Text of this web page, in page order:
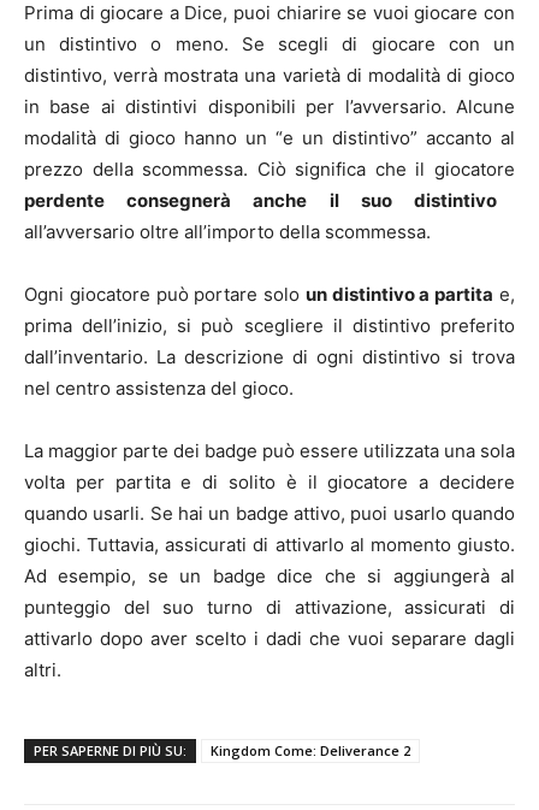
Prima di giocare a Dice, puoi chiarire se vuoi giocare con
un distintivo o meno. Se scegli di giocare con un
distintivo, verrà mostrata una varietà di modalità di gioco
in base ai distintivi disponibili per l’avversario. Alcune
modalità di gioco hanno un “e un distintivo” accanto al
prezzo della scommessa. Ciò significa che il giocatore
perdente consegnerà anche il suo distintivo
all’avversario oltre all’importo della scommessa.
Ogni giocatore può portare solo un distintivo a partita e,
prima dell’inizio, si può scegliere il distintivo preferito
dall’inventario. La descrizione di ogni distintivo si trova
nel centro assistenza del gioco.
La maggior parte dei badge può essere utilizzata una sola
volta per partita e di solito è il giocatore a decidere
quando usarli. Se hai un badge attivo, puoi usarlo quando
giochi. Tuttavia, assicurati di attivarlo al momento giusto.
Ad esempio, se un badge dice che si aggiungerà al
punteggio del suo turno di attivazione, assicurati di
attivarlo dopo aver scelto i dadi che vuoi separare dagli
altri.
PER SAPERNE DI PIÙ SU: Kingdom Come: Deliverance 2